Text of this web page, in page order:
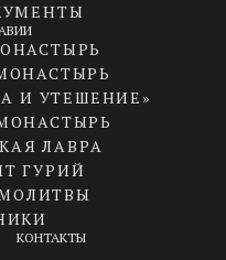
И УТЕШЕНИЕ»
ЛАВРА
ГУРИЙ
КОНТАКТЫ